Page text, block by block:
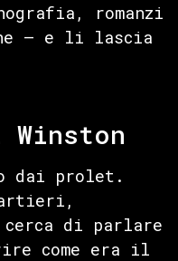
romanzi
— e li lascia
dai prolet.
di parlare
come era il